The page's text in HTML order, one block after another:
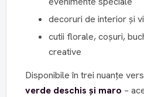
decoruri de interior și
cutii florale, coșuri,
creative
Disponibile în trei nuanțe
verde deschis și maro –